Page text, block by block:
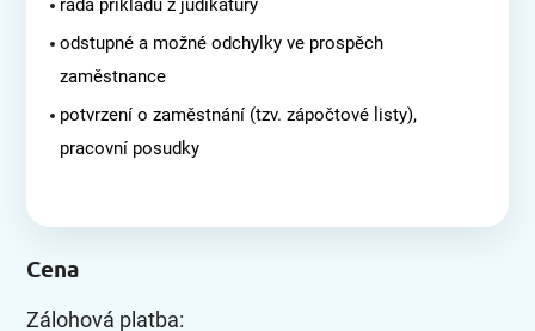
řada příkladů z judikatury
odstupné a možné odchylky ve prospěch
zaměstnance
potvrzení o zaměstnání (tzv. zápočtové listy),
pracovní posudky
Cena
Zálohová platba: